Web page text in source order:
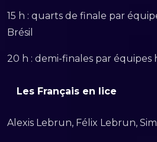
15 h : quarts de finale par
Brésil
20 h : demi-finales par équipes
Les Français en lice
Alexis Lebrun, Félix Lebrun,